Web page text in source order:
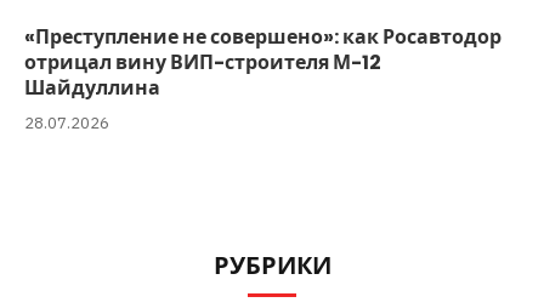
«Преступление не совершено»: как Росавтодор
отрицал вину ВИП-строителя М-12
Шайдуллина
28.07.2026
РУБРИКИ